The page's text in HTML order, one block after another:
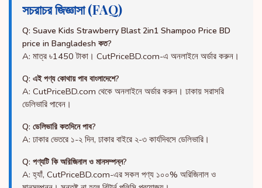
সচরাচর জিজ্ঞাসা (FAQ)
Q: Suave Kids Strawberry Blast 2in1 Shampoo Price BD
price in Bangladesh কত?
A: মাত্র ৳1450 টাকা। CutPriceBD.com-এ অনলাইনে অর্ডার করুন।
Q: এই পণ্য কোথায় পাব বাংলাদেশে?
A: CutPriceBD.com থেকে অনলাইনে অর্ডার করুন। ঢাকায় সরাসরি
ডেলিভারি পাবেন।
Q: ডেলিভারি কতদিনে পাব?
A: ঢাকার ভেতরে ১-২ দিন, ঢাকার বাইরে ২-৩ কার্যদিবসে ডেলিভারি।
Q: পণ্যটি কি অরিজিনাল ও মানসম্পন্ন?
A: হ্যাঁ, CutPriceBD.com-এর সকল পণ্য ১০০% অরিজিনাল ও